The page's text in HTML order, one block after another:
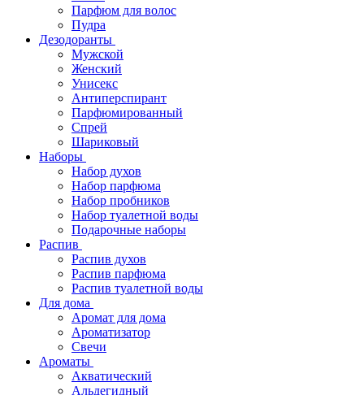
Парфюм для волос
Пудра
Дезодоранты
Мужской
Женский
Унисекс
Антиперспирант
Парфюмированный
Спрей
Шариковый
Наборы
Набор духов
Набор парфюма
Набор пробников
Набор туалетной воды
Подарочные наборы
Распив
Распив духов
Распив парфюма
Распив туалетной воды
Для дома
Аромат для дома
Ароматизатор
Свечи
Ароматы
Акватический
Альдегидный